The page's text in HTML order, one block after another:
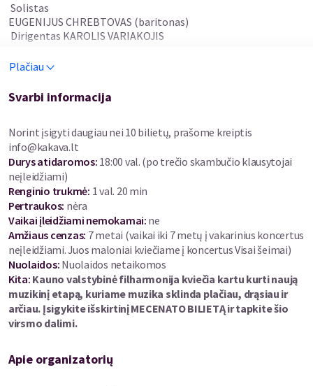
Solistas
EUGENIJUS CHREBTOVAS (baritonas)
Dirigentas KAROLIS VARIAKOJIS
Programoje:
HENRY MANCINI – „Moon River“ („Mėnulio upė“)
gyvenimas“)
VIKTORAS MALINAUSKAS – „Gėlių kvartale“
Publikai puikiai žinomas dainininkas Eugenijus Chrebtovas
dovanoja išskirtinę šventinę programą, kuri leis senuosius
metus užbaigti su ypatingu energijos užtaisu. Tai –
koncertas, kupinas aistros, balso galios ir nostalgiško
žavesio.
Kviečiame į muzikinę kelionę, kurioje E. Chrebtovas kartu su
Lietuvos simfoniniu pučiamųjų orkestru ir dirigentu Karoliu
Variakojiu pristatys Lietuvoje retai girdimą, legendiniam britų
scenos ikonai serui Tomui Jonesui dedikuotą programą. Tai
pagarbi duoklė atlikėjui, kurio dainos dešimtmečius karaliavo
Plačiau
Svarbi informacija
Norint įsigyti daugiau nei 10 bilietų, prašome kreiptis
info@kakava.lt
Durys atidaromos: 18:00 val. (po trečio skambučio klausytojai
neįleidžiami)
Renginio trukmė: 1 val. 20 min
Pertraukos: nėra
Vaikai įleidžiami nemokamai: ne
Amžiaus cenzas: 7 metai (vaikai iki 7 metų į vakarinius koncertus
neįleidžiami. Juos maloniai kviečiame į koncertus Visai šeimai)
Nuolaidos: Nuolaidos netaikomos
Kita: Kauno valstybinė filharmonija kviečia kartu kurti naują
muzikinį etapą, kuriame muzika sklinda plačiau, drąsiau ir
arčiau. Įsigykite išskirtinįMECENATO BILIETĄ ir tapkite šio
virsmo dalimi.
Apie organizatorių